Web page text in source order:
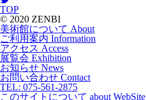
TOP
© 2020 ZENBI
美術館について About
ご利用案内 Information
アクセス Access
展覧会 Exhibition
お知らせ News
お問い合わせ Contact
TEL: 075-561-2875
このサイトについて about WebSite